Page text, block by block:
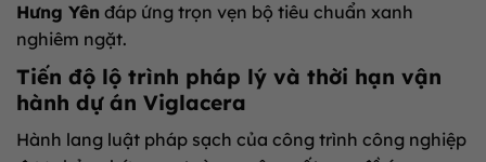
Hưng Yên đáp ứng trọn vẹn bộ tiêu chuẩn xanh
nghiêm ngặt.
Tiến độ lộ trình pháp lý và thời hạn vận
hành dự án Viglacera
Hành lang luật pháp sạch của công trình công nghiệp